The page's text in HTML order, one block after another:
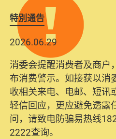
特別通告
2026.06.29
消委会提醒消费者及商户
布消费警示。如接获以消
收相关来电、电邮、短讯
轻信回应，更应避免透露
问，请致电防骗易热线
2222查询。
2025.10.31
为提升使用者体验及网络
系统已经进行升级及推出
10日起，消费者需要提供
名、电邮及电话）注册帐
询及建议。所有提交纪
方便日后作出跟进。